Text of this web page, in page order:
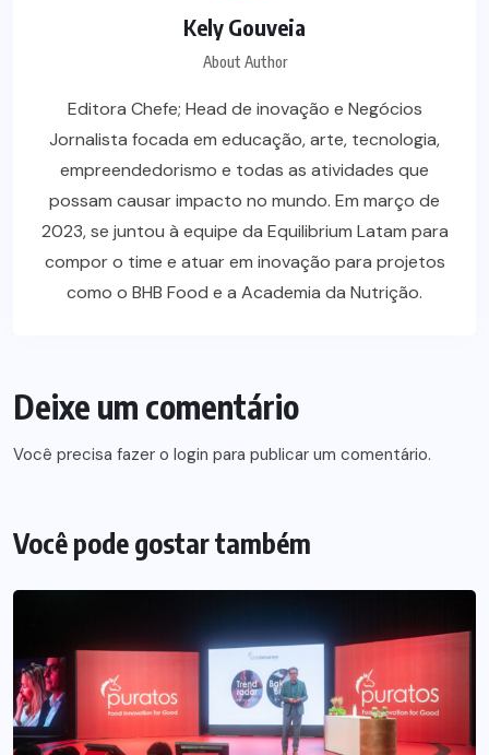
Kely Gouveia
About Author
Editora Chefe; Head de inovação e Negócios
Jornalista focada em educação, arte, tecnologia,
empreendedorismo e todas as atividades que
possam causar impacto no mundo. Em março de
2023, se juntou à equipe da Equilibrium Latam para
compor o time e atuar em inovação para projetos
como o BHB Food e a Academia da Nutrição.
Deixe um comentário
Você precisa fazer o login para publicar um comentário.
Você pode gostar também